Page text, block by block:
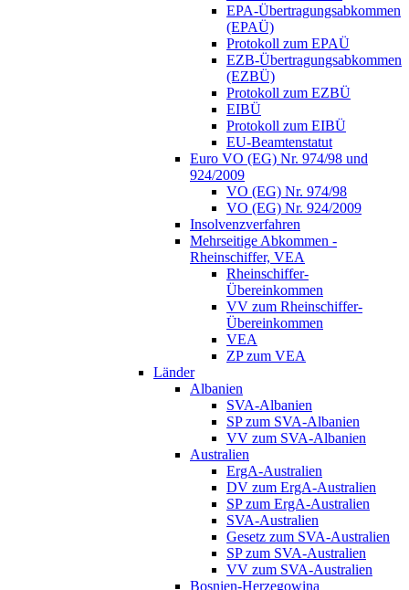
EPA-Übertragungsabkommen
(EPAÜ)
Protokoll zum EPAÜ
EZB-Übertragungsabkommen
(EZBÜ)
Protokoll zum EZBÜ
EIBÜ
Protokoll zum EIBÜ
EU-Beamtenstatut
Euro VO (EG) Nr. 974/98 und
924/2009
VO (EG) Nr. 974/98
VO (EG) Nr. 924/2009
Insolvenzverfahren
Mehrseitige Abkommen -
Rheinschiffer, VEA
Rheinschiffer-
Übereinkommen
VV zum Rheinschiffer-
Übereinkommen
VEA
ZP zum VEA
Länder
Albanien
SVA-Albanien
SP zum SVA-Albanien
VV zum SVA-Albanien
Australien
ErgA-Australien
DV zum ErgA-Australien
SP zum ErgA-Australien
SVA-Australien
Gesetz zum SVA-Australien
SP zum SVA-Australien
VV zum SVA-Australien
Bosnien-Herzegowina